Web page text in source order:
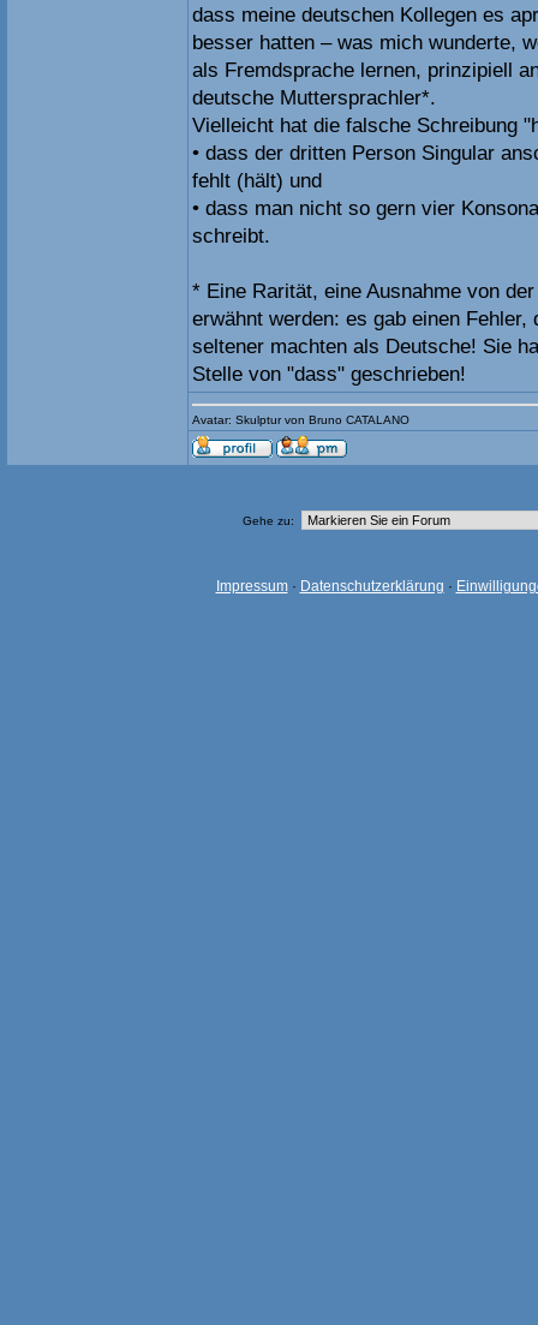
dass meine deutschen Kollegen es
besser hatten – was mich wunderte,
als Fremdsprache lernen, prinzipiell
deutsche Muttersprachler*.
Vielleicht hat die falsche Schreibung
• dass der dritten Person Singular
fehlt (hält) und
• dass man nicht so gern vier
schreibt.
* Eine Rarität, eine Ausnahme von
erwähnt werden: es gab einen Fehler,
seltener machten als Deutsche! Sie
Stelle von "dass" geschrieben!
Avatar: Skulptur von Bruno CATALANO
Gehe zu:
Impressum· Datenschutzerklärung ·